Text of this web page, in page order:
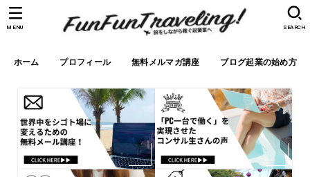
ホーム プロフィール 無料メルマガ講座 ブログ起業の始め方
SEARCH
MENU